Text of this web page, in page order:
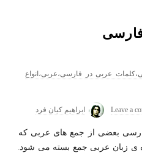
عربی در فارسی،عربی،انواع
Leave a ابراهیم کیان فرد
بعضی از جمع های عربی که
ی زبان عربی جمع بسته می شود.